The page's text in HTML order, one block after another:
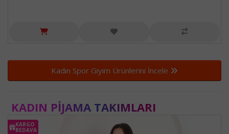
Kadın Spor Giyim Ürünlerini İncele
KADIN PIJAMA TAKIMLARI
KARGO
BEDAVA